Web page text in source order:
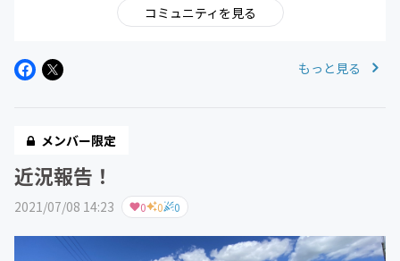
コミュニティを見る
もっと見る
メンバー限定
近況報告！
2021/07/08 14:23 0 0 0